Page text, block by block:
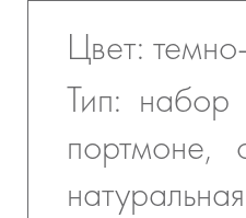
Цвет:
Тип:
портмоне,